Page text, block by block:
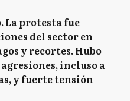
La protesta fue
del sector en
y recortes. Hubo
incluso a
y fuerte tensión